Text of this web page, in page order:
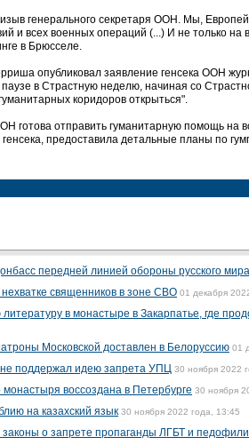
генерального секретаря ООН. Мы,
и всех военных операций (...) И не только на
в Брюсселе.
опубликовал заявление генсека ООН
в Страстную неделю, начиная со
коридоров открыться".
готова отправить гуманитарную помощь на
предоставила детальные планы по
передней линией обороны русского мира
священников в зоне СВО 01 декабря
в монастыре в Закарпатье, где
Московской доставлен в Белоруссию 01
не поддержал идею запрета УПЦ 30 ноября 2022
монастыря воссоздана в Петербурге 30 ноября
на казахский язык 30 ноября 2022 года, 13:45
о запрете пропаганды ЛГБТ и